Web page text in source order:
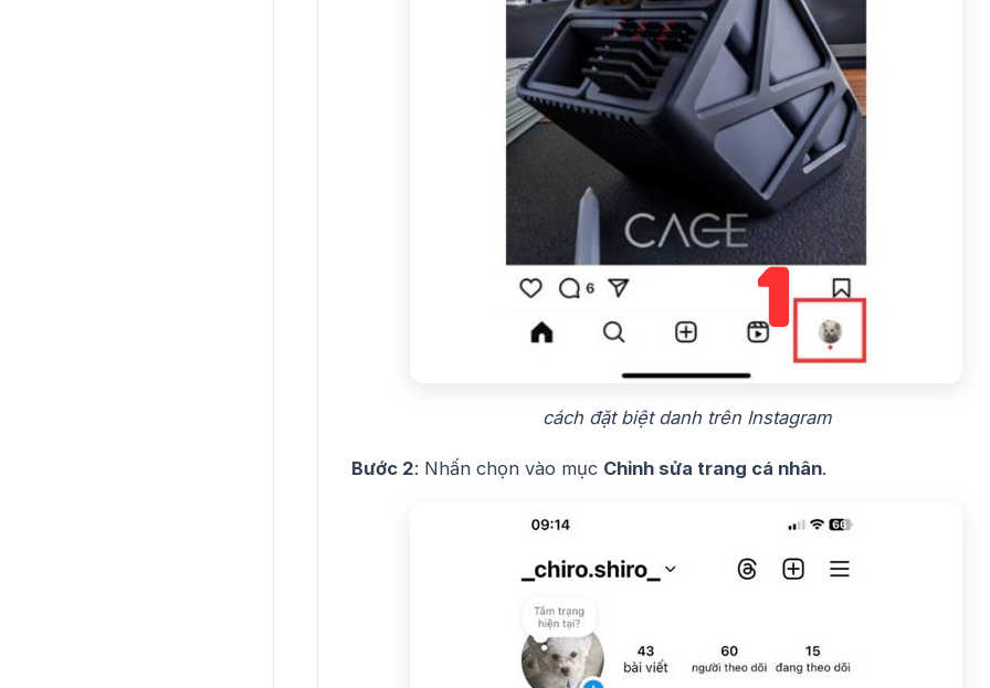
cách đặt biệt danh trên Instagram
Bước 2: Nhấn chọn vào mục Chỉnh sửa trang cá nhân.